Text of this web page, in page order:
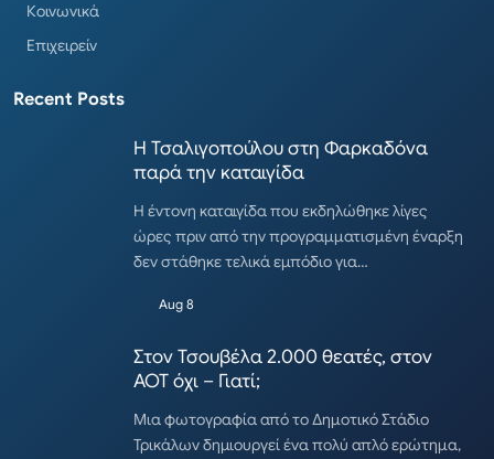
Κοινωνικά
Επιχειρείν
Recent Posts
Η Τσαλιγοπούλου στη Φαρκαδόνα
παρά την καταιγίδα
Η έντονη καταιγίδα που εκδηλώθηκε λίγες
ώρες πριν από την προγραμματισμένη έναρξη
δεν στάθηκε τελικά εμπόδιο για…
Aug 8
Στον Τσουβέλα 2.000 θεατές, στον
ΑΟΤ όχι – Γιατί;
Μια φωτογραφία από το Δημοτικό Στάδιο
Τρικάλων δημιουργεί ένα πολύ απλό ερώτημα,